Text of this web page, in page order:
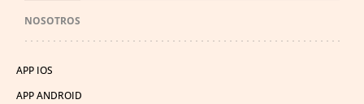
NOSOTROS
APP IOS
APP ANDROID